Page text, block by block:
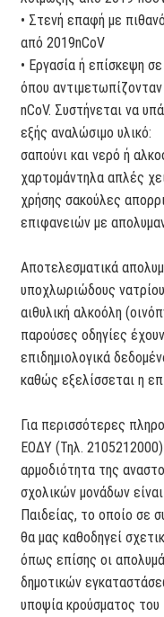
• Στενή επαφή με
από 2019nCoV
• Εργασία ή επίσκεψη
όπου
nCoV. Συστήνεται να
εξής αναλώσιμο υλικό:
σαπούνι και νερό ή
χαρτομάντηλα απλές
χρήσης σακούλες
επιφανειών με
Αποτελεσματικά
υποχλωριώδους
αιθυλική αλκοόλη
παρούσες οδηγίες
επιδημιολογικά
καθώς εξελίσσεται η
Για περισσότερες
ΕΟ∆Υ (Τηλ.
αρμοδιότητα της
σχολικών μονάδων
Παιδείας, το οποίο σε
θα μας καθοδηγεί
όπως επίσης οι
δημοτικών
υποψία κρούσματος του